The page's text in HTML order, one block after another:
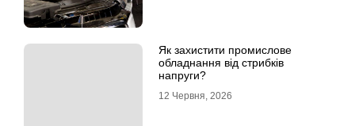
Як захистити промислове
обладнання від стрибків
напруги?
12 Червня, 2026